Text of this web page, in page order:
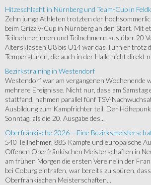
Hitzeschlacht in Nürnberg und Team-Cup in
Zehn junge Athleten trotzten der
beim Grizzly-Cup in Nürnberg an den Start. Mit
Teilnehmerinnen und Teilnehmern aus über 20
Altersklassen U8 bis U14 war das Turnier trotz
Temperaturen, die auch in der Halle nicht direkt
Bezirkstraining in Westendorf
Westendorf war am vergangenen Wochenende
mehrere Ereignisse. Nicht nur, dass am
stattfand, nahmen parallel fünf TSV-
Ausbildung zum Kampfrichter teil. Der
Sonntag, als die 20. Ausgabe des...
Oberfränkische 2026 – Eine
540 Teilnehmer, 885 Kämpfe und europäische
Offenen Oberfränkischen Meisterschaften in
am frühen Morgen die ersten Vereine in der
bei Coburg eintrafen, war bereits zu spüren,
Oberfränkischen Meisterschaften...